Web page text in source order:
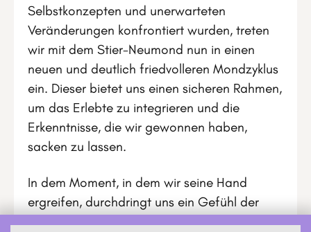
Selbstkonzepten und unerwarteten
Veränderungen konfrontiert wurden, treten
wir mit dem Stier-Neumond nun in einen
neuen und deutlich friedvolleren Mondzyklus
ein. Dieser bietet uns einen sicheren Rahmen,
um das Erlebte zu integrieren und die
Erkenntnisse, die wir gewonnen haben,
sacken zu lassen.
In dem Moment, in dem wir seine Hand
ergreifen, durchdringt uns ein Gefühl der